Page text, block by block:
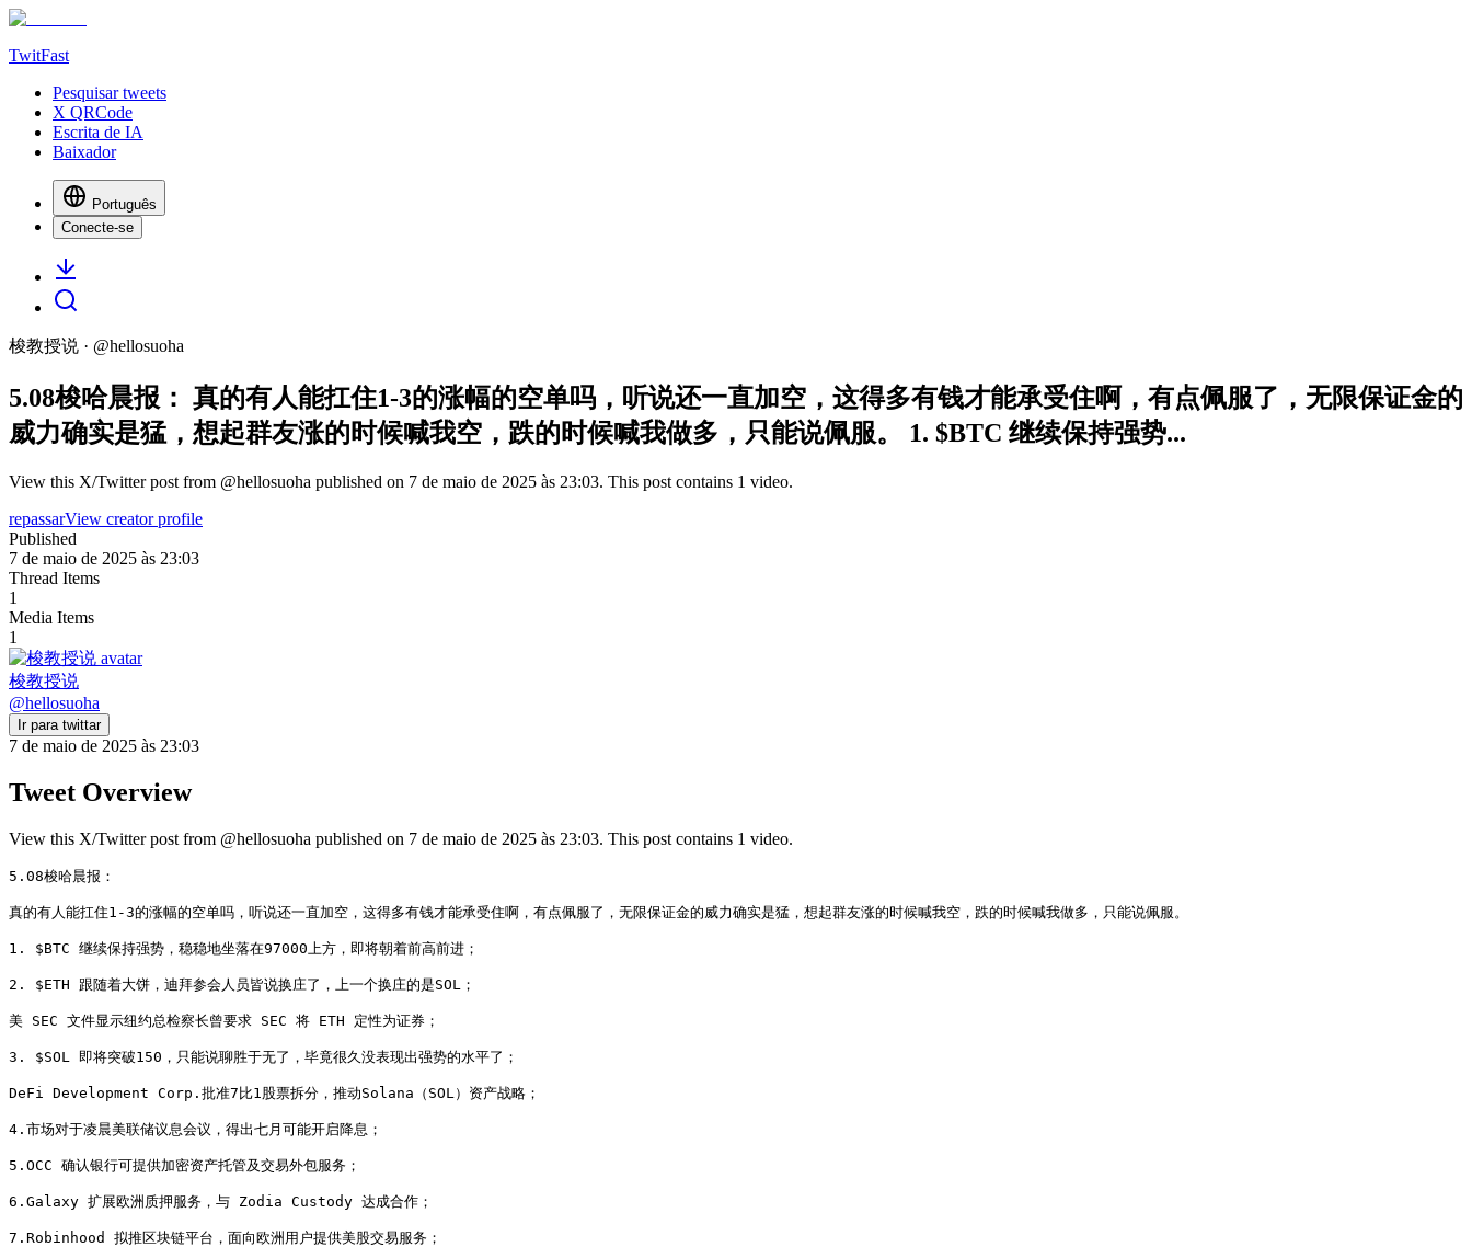
TwitFast
Pesquisar tweets
X QRCode
Escrita de IA
Baixador
Português
Conecte-se
梭教授说 · @hellosuoha
5.08梭哈晨报： 真的有人能扛住1-3的涨幅的空单吗，听说还一直加空，这得多有钱才能承受住啊，有点佩服了，无限保证金的
威力确实是猛，想起群友涨的时候喊我空，跌的时候喊我做多，只能说佩服。 1. $BTC 继续保持强势...
View this X/Twitter post from @hellosuoha published on 7 de maio de 2025 às 23:03. This post contains 1 video.
repassarView creator profile
Published
7 de maio de 2025 às 23:03
Thread Items
1
Media Items
1
梭教授说
@hellosuoha
Ir para twittar
7 de maio de 2025 às 23:03
Tweet Overview
View this X/Twitter post from @hellosuoha published on 7 de maio de 2025 às 23:03. This post contains 1 video.
5.08梭哈晨报：
真的有人能扛住1-3的涨幅的空单吗，听说还一直加空，这得多有钱才能承受住啊，有点佩服了，无限保证金的威力确实是猛，想起群友涨的时候喊我空，跌的时候喊我做多，只能说佩服。
1. $BTC 继续保持强势，稳稳地坐落在97000上方，即将朝着前高前进；
2. $ETH 跟随着大饼，迪拜参会人员皆说换庄了，上一个换庄的是SOL；
美 SEC 文件显示纽约总检察长曾要求 SEC 将 ETH 定性为证券；
3. $SOL 即将突破150，只能说聊胜于无了，毕竟很久没表现出强势的水平了；
DeFi Development Corp.批准7比1股票拆分，推动Solana（SOL）资产战略；
4.市场对于凌晨美联储议息会议，得出七月可能开启降息；
5.OCC 确认银行可提供加密资产托管及交易外包服务；
6.Galaxy 扩展欧洲质押服务，与 Zodia Custody 达成合作；
7.Robinhood 拟推区块链平台，面向欧洲用户提供美股交易服务；